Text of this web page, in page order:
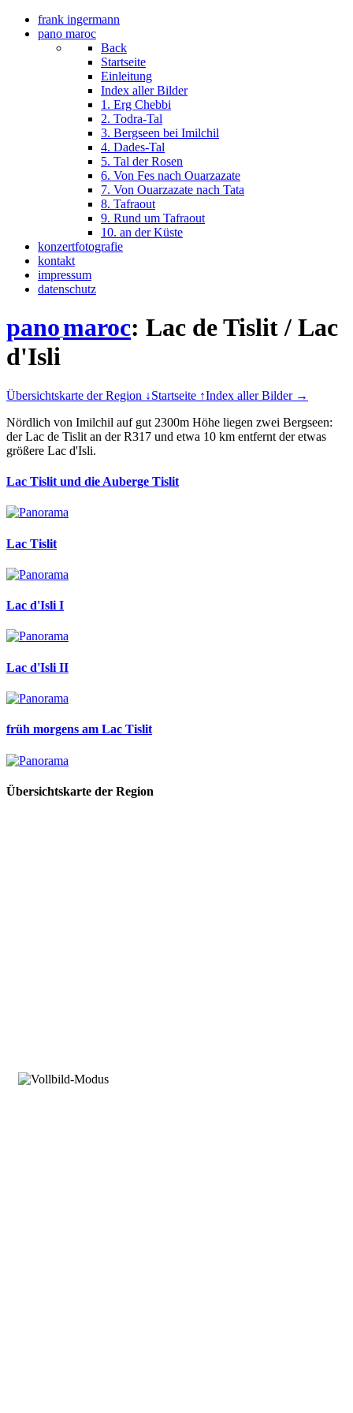
frank ingermann
pano maroc
Back
Startseite
Einleitung
Index aller Bilder
1. Erg Chebbi
2. Todra-Tal
3. Bergseen bei Imilchil
4. Dades-Tal
5. Tal der Rosen
6. Von Fes nach Ouarzazate
7. Von Ouarzazate nach Tata
8. Tafraout
9. Rund um Tafraout
10. an der Küste
konzertfotografie
kontakt
impressum
datenschutz
panomaroc: Lac de Tislit / Lac
d'Isli
Übersichtskarte der Region ↓Startseite ↑Index aller Bilder →
Nördlich von Imilchil auf gut 2300m Höhe liegen zwei Bergseen:
der Lac de Tislit an der R317 und etwa 10 km entfernt der etwas
größere Lac d'Isli.
Lac Tislit und die Auberge Tislit
Lac Tislit
Lac d'Isli I
Lac d'Isli II
früh morgens am Lac Tislit
Übersichtskarte der Region